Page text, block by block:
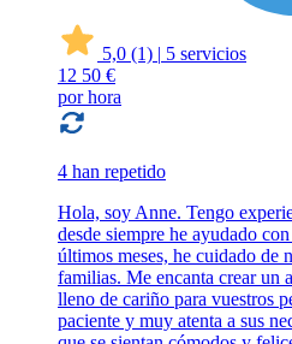
5,0 (1) | 5 servicios
12 50 €
por hora
4 han repetido
Hola, soy Anne. Tengo
desde siempre he ayudado
últimos meses, he cuidado de
familias. Me encanta crear un
lleno de cariño para vuestros
paciente y muy atenta a sus